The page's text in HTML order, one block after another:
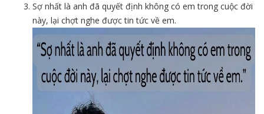
Sợ nhất là anh đã quyết định không có em trong cuộc đời
này, lại chợt nghe được tin tức về em.